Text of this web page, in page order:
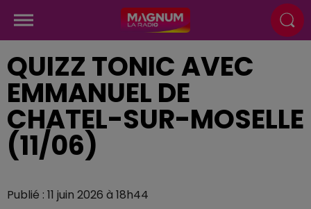
QUIZZ TONIC AVEC
EMMANUEL DE
CHATEL-SUR-MOSELLE
(11/06)
Publié : 11 juin 2026 à 18h44